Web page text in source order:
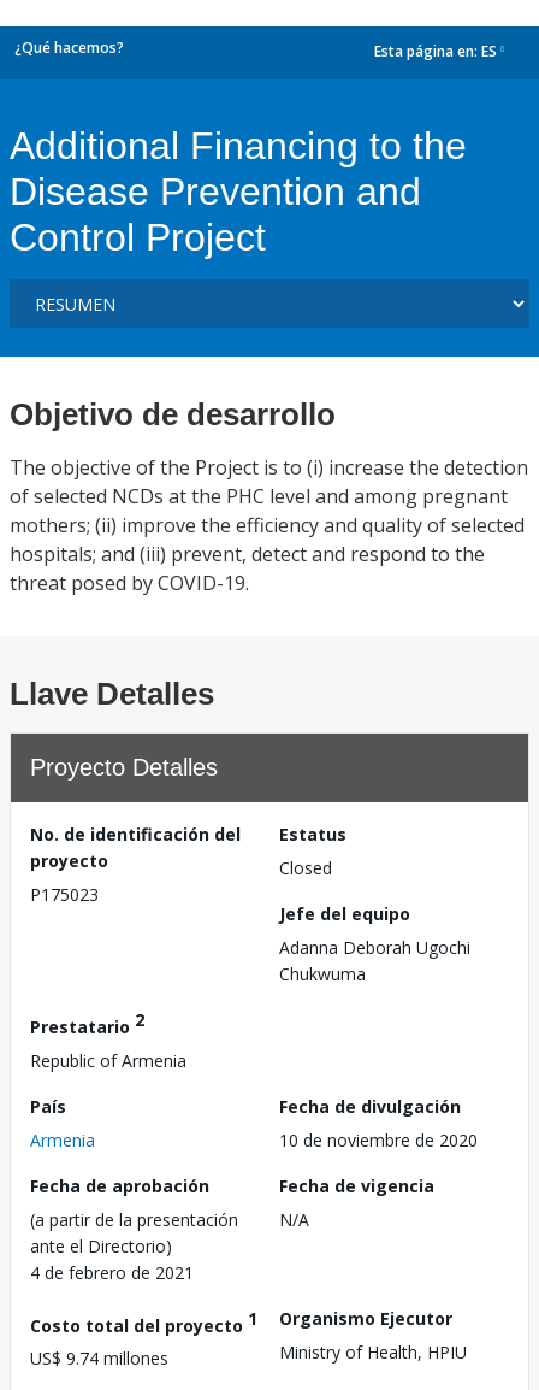
¿Qué hacemos? Esta página en: ES
Additional Financing to the
Disease Prevention and
Control Project
Objetivo de desarrollo
The objective of the Project is to (i) increase the detection
of selected NCDs at the PHC level and among pregnant
mothers; (ii) improve the efficiency and quality of selected
hospitals; and (iii) prevent, detect and respond to the
threat posed by COVID-19.
Llave Detalles
Proyecto Detalles
No. de identificación del
proyecto
P175023
Estatus
Closed
Jefe del equipo
Adanna Deborah Ugochi
Chukwuma
Prestatario 2
Republic of Armenia
País
Armenia
Fecha de divulgación
10 de noviembre de 2020
Fecha de aprobación
(a partir de la presentación
ante el Directorio)
4 de febrero de 2021
Fecha de vigencia
N/A
Costo total del proyecto 1
US$ 9.74 millones
Organismo Ejecutor
Ministry of Health, HPIU